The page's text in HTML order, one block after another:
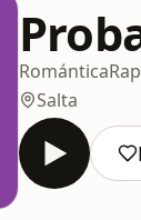
RománticaRap
Salta